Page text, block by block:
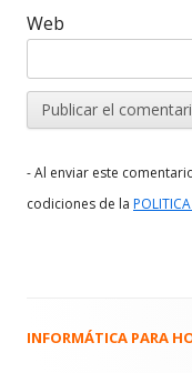
Web
- Al enviar este
codiciones de la
Barra
INFORMÁTICA PARA